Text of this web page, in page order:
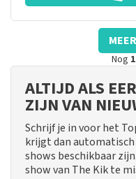
Nog
ALTIJD ALS
ZIJN VAN
Schrijf je in voor het
krijgt dan
shows beschikbaar
show van The Kik te